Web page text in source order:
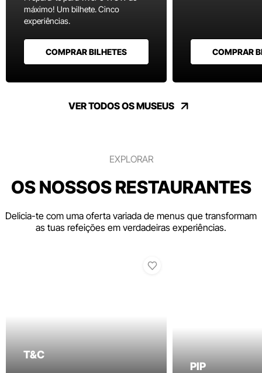
máximo! Um bilhete. Cinco
experiências.
COMPRAR BILHETES COMPRAR
VER TODOS OS MUSEUS
EXPLORAR
OS NOSSOS RESTAURANTES
Delicia-te com uma oferta variada de menus que transformam
as tuas refeições em verdadeiras experiências.
T&C
PIP